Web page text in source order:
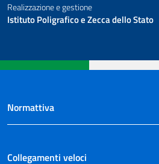
Realizzazione e gestione
Istituto Poligrafico e Zecca dello Stato
Normattiva
Collegamenti veloci